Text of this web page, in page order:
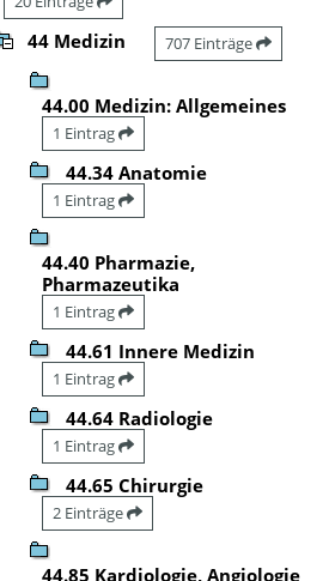
44 Medizin 707 Einträge
44.00 Medizin: Allgemeines
1 Eintrag
44.34 Anatomie
1 Eintrag
44.40 Pharmazie,
Pharmazeutika
1 Eintrag
44.61 Innere Medizin
1 Eintrag
44.64 Radiologie
1 Eintrag
44.65 Chirurgie
2 Einträge
44.85 Kardiologie, Angiologie